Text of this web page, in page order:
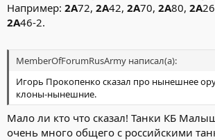
Например: 2А72, 2А42, 2А70, 2А80, 2А
2А46-2.
MemberOfForumRusArmy написал(а):
Игорь Прокопенко сказал про нынешнее
клоны-нынешние.
Мало ли кто что сказал! Танки КБ
очень много общего с российскими